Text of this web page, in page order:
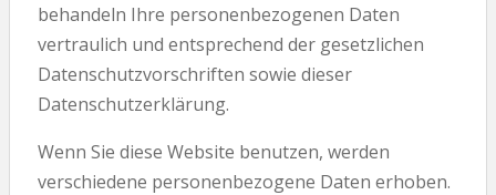
behandeln Ihre personenbezogenen Daten
vertraulich und entsprechend der gesetzlichen
Datenschutzvorschriften sowie dieser
Datenschutzerklärung.
Wenn Sie diese Website benutzen, werden
verschiedene personenbezogene Daten erhoben.